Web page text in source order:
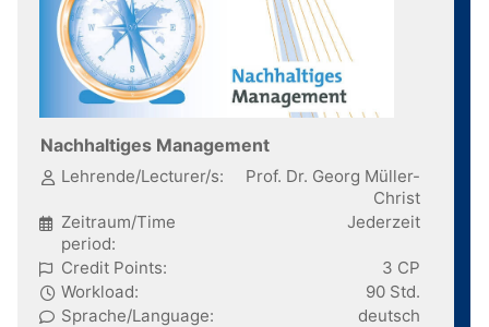
Nachhaltiges Management
Lehrende/Lecturer/s:
Prof. Dr. Georg Müller-
Christ
Zeitraum/Time
period:
Jederzeit
Credit Points:
3 CP
Workload:
90 Std.
Sprache/Language:
deutsch